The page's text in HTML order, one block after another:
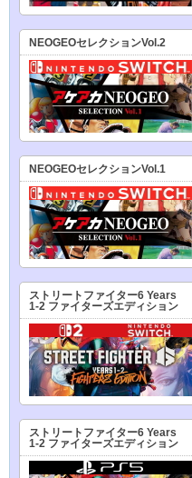
NEOGEOセレクションVol.2
NEOGEOセレクションVol.1
ストリートファイター6 Years
1-2 ファイターズエディション
ストリートファイター6 Years
1-2 ファイターズエディション